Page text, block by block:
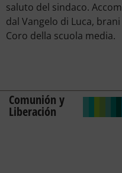
saluto del sindaco.
dal Vangelo di Luca,
Coro della scuola media.
Comunión y
Liberación